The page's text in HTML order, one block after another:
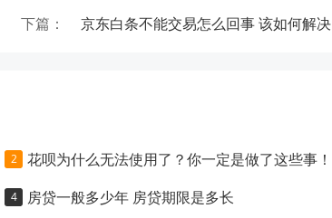
下篇： 京东白条不能交易怎么回事 该如何解决
花呗为什么无法使用了？你一定是做了这些事！
房贷一般多少年 房贷期限是多长